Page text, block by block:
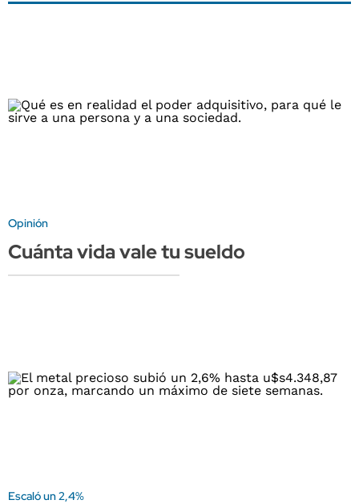
Opinión
Cuánta vida vale tu sueldo
Escaló un 2,4%